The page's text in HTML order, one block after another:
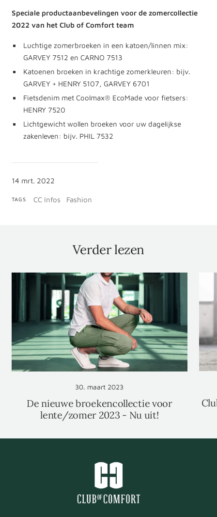
14 mrt. 2022
TAGS CC Infos Fashion
Speciale productaanbevelingen voor de zomercollectie
2022 van het Club of Comfort team
Luchtige zomerbroeken in een katoen/linnen mix:
GARVEY 7512 en CARNO 7513
Katoenen broeken in krachtige zomerkleuren: bijv.
GARVEY + HENRY 5107, GARVEY 6701
Fietsdenim met Coolmax® EcoMade voor fietsers:
HENRY 7520
Lichtgewicht wollen broeken voor uw dagelijkse
zakenleven: bijv. PHIL 7532
Verder lezen
30. maart 2023
De nieuwe broekencollectie voor
lente/zomer 2023 - Nu uit!